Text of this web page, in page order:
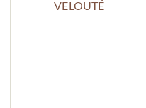
VELOUTÉ